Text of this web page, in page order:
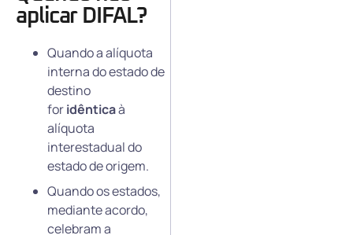
aplicar DIFAL?
Quando a alíquota
interna do estado de
destino
foridênticaà
alíquota
interestadual do
estado de origem.
Quando os estados,
mediante acordo,
celebram a